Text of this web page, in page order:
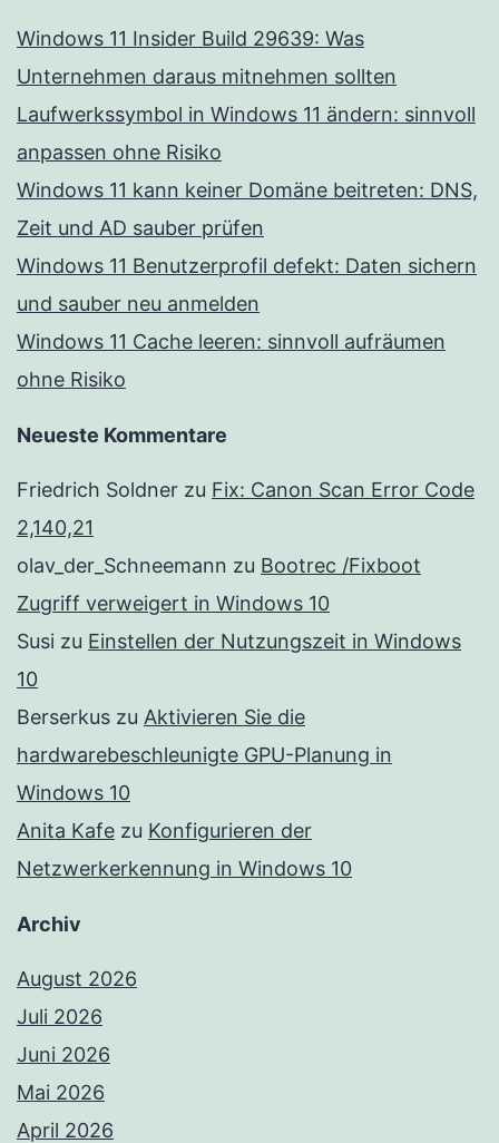
Windows 11 Insider Build 29639: Was
Unternehmen daraus mitnehmen sollten
Laufwerkssymbol in Windows 11 ändern: sinnvoll
anpassen ohne Risiko
Windows 11 kann keiner Domäne beitreten: DNS,
Zeit und AD sauber prüfen
Windows 11 Benutzerprofil defekt: Daten sichern
und sauber neu anmelden
Windows 11 Cache leeren: sinnvoll aufräumen
ohne Risiko
Neueste Kommentare
Friedrich Soldner zu Fix: Canon Scan Error Code
2,140,21
olav_der_Schneemann zu Bootrec /Fixboot
Zugriff verweigert in Windows 10
Susi zu Einstellen der Nutzungszeit in Windows
10
Berserkus zu Aktivieren Sie die
hardwarebeschleunigte GPU-Planung in
Windows 10
Anita Kafe zu Konfigurieren der
Netzwerkerkennung in Windows 10
Archiv
August 2026
Juli 2026
Juni 2026
Mai 2026
April 2026